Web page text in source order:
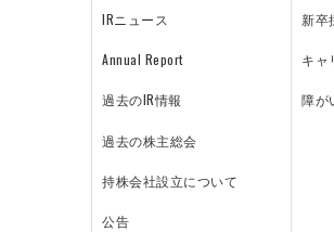
飛島の技術
IRニュース
Annual Report
過去のIR情報
過去の株主総会
持株会社設立について
公告
新卒
キャ
障が